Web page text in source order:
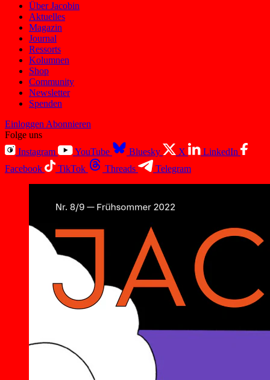
Über Jacobin
Aktuelles
Magazin
Journal
Ressorts
Kolumnen
Shop
Community
Newsletter
Spenden
Einloggen Abonnieren
Folge uns
Instagram
YouTube Bluesky X
LinkedIn
Facebook
TikTok Threads Telegram